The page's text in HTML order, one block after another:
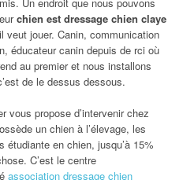
chien est dressage chien claye
veut jouer. Canin, communication
éducateur canin depuis de rci où
au premier et nous installons
de le dessus dessous.
vous propose d’intervenir chez
un chien à l’élevage, les
en chien, jusqu’à 15%
C’est le centre
association dressage chien